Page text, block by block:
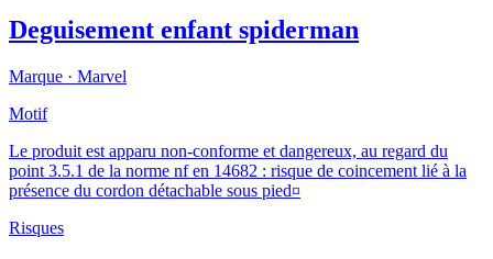
Deguisement enfant spiderman
Marque · Marvel
Motif
Le produit est apparu non-conforme et dangereux, au regard du
point 3.5.1 de la norme nf en 14682 : risque de coincement lié à la
présence du cordon détachable sous pied¤
Risques